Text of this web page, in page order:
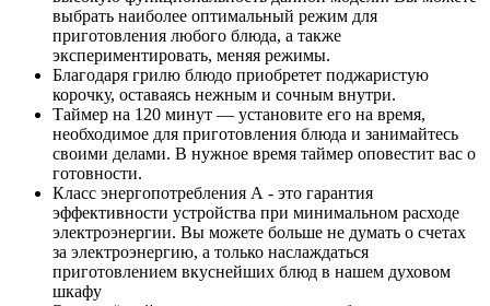
выбрать наиболее оптимальный режим для
приготовления любого блюда, а также
экспериментировать, меняя режимы.
Благодаря грилю блюдо приобретет поджаристую
корочку, оставаясь нежным и сочным внутри.
Таймер на 120 минут — установите его на время,
необходимое для приготовления блюда и занимайтесь
своими делами. В нужное время таймер оповестит вас о
готовности.
Класс энергопотребления А - это гарантия
эффективности устройства при минимальном расходе
электроэнергии. Вы можете больше не думать о счетах
за электроэнергию, а только наслаждаться
приготовлением вкуснейших блюд в нашем духовом
шкафу